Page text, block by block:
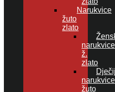
Narukvice
žuto
zlato
narukvice
ž.
zlato
narukvice
žuto